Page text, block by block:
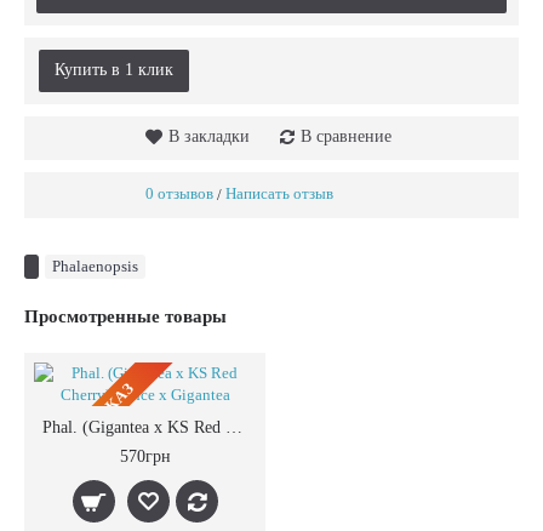
Купить в 1 клик
В закладки В сравнение
0 отзывов / Написать отзыв
Phalaenopsis
Просмотренные товары
ПРЕДЗАКАЗ
Phal. (Gigantea x KS Red Cherry) Prince x Gigantea
570грн